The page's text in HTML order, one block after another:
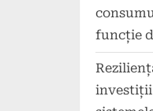
funcție
investiții